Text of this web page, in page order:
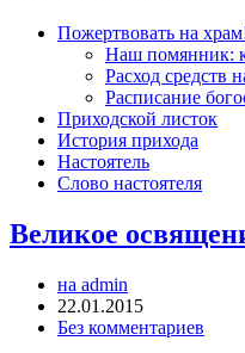
Пожертвовать на
Наш помянник:
Расход средств
Расписание
Приходской листок
История прихода
Настоятель
Слово настоятеля
Великое
на admin
22.01.2015
Без комментариев